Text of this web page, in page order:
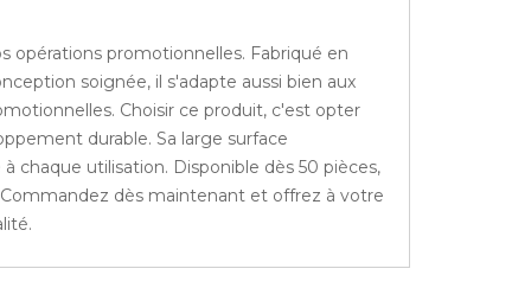
opérations promotionnelles. Fabriqué en
soignée, il s'adapte aussi bien aux
Choisir ce produit, c'est opter
durable. Sa large surface
chaque utilisation. Disponible dès 50 pièces,
dès maintenant et offrez à votre